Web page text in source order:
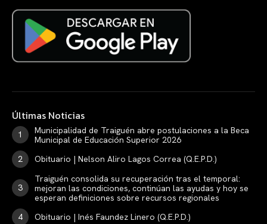
Últimas Noticias
Municipalidad de Traiguén abre postulaciones a la Beca
Municipal de Educación Superior 2026
Obituario | Nelson Aliro Lagos Correa (Q.E.P.D.)
Traiguén consolida su recuperación tras el temporal:
mejoran las condiciones, continúan las ayudas y hoy se
esperan definiciones sobre recursos regionales
Obituario | Inés Faundez Linero (Q.E.P.D.)